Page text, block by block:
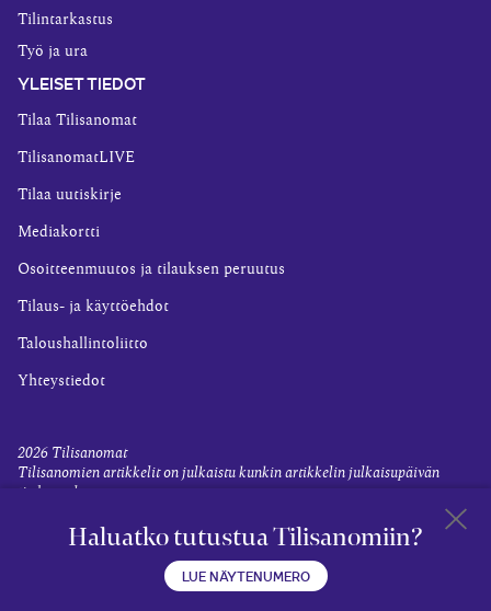
Tilintarkastus
Työ ja ura
YLEISET TIEDOT
Tilaa Tilisanomat
TilisanomatLIVE
Tilaa uutiskirje
Mediakortti
Osoitteenmuutos ja tilauksen peruutus
Tilaus- ja käyttöehdot
Taloushallintoliitto
Yhteystiedot
2026 Tilisanomat
Tilisanomien artikkelit on julkaistu kunkin artikkelin julkaisupäivän
tiedon valossa.
EvästevalinnatHaluatko tutustua Tilisanomiin?
LUE NÄYTENUMERO